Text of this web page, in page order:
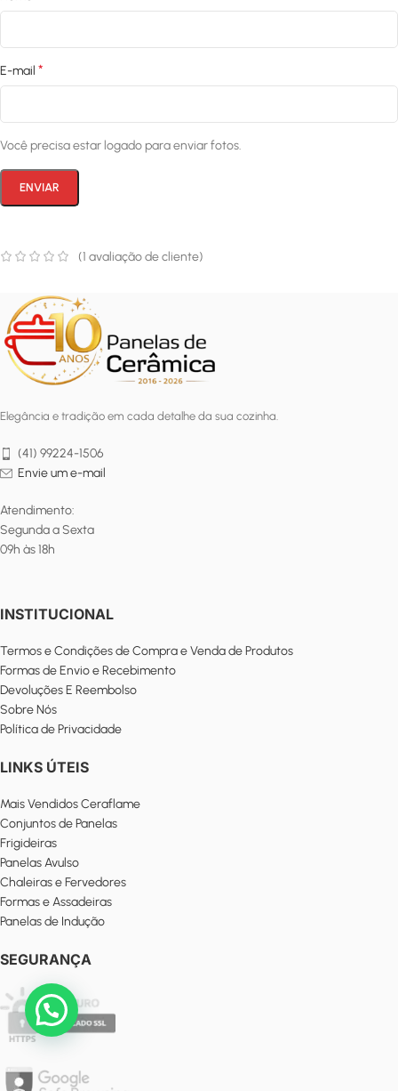
E-mail *
Você precisa estar logado para enviar fotos.
(1 avaliação de cliente)
Elegância e tradição em cada detalhe da sua cozinha.
(41) 99224-1506
Envie um e-mail
Atendimento:
Segunda a Sexta
09h às 18h
INSTITUCIONAL
Termos e Condições de Compra e Venda de Produtos
Formas de Envio e Recebimento
Devoluções E Reembolso
Sobre Nós
Política de Privacidade
LINKS ÚTEIS
Mais Vendidos Ceraflame
Conjuntos de Panelas
Frigideiras
Panelas Avulso
Chaleiras e Fervedores
Formas e Assadeiras
Panelas de Indução
SEGURANÇA